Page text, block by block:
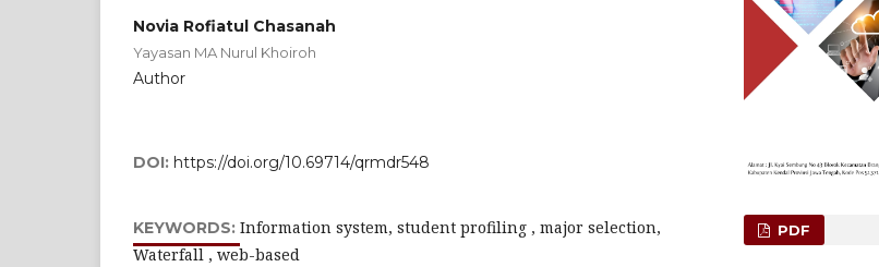
Novia Rofiatul Chasanah
Yayasan MA Nurul Khoiroh
Author
DOI: https://doi.org/10.69714/qrmdr548
KEYWORDS: Information system, student profiling , major selection,
Waterfall , web-based
PDF